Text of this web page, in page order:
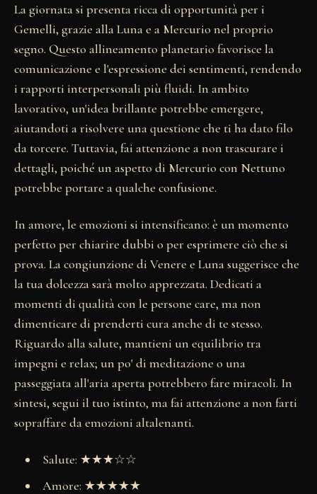
La giornata si presenta ricca di opportunità per i
Gemelli, grazie alla Luna e a Mercurio nel proprio
segno. Questo allineamento planetario favorisce la
comunicazione e l'espressione dei sentimenti, rendendo
i rapporti interpersonali più fluidi. In ambito
lavorativo, un'idea brillante potrebbe emergere,
aiutandoti a risolvere una questione che ti ha dato filo
da torcere. Tuttavia, fai attenzione a non trascurare i
dettagli, poiché un aspetto di Mercurio con Nettuno
potrebbe portare a qualche confusione.
In amore, le emozioni si intensificano: è un momento
perfetto per chiarire dubbi o per esprimere ciò che si
prova. La congiunzione di Venere e Luna suggerisce che
la tua dolcezza sarà molto apprezzata. Dedicati a
momenti di qualità con le persone care, ma non
dimenticare di prenderti cura anche di te stesso.
Riguardo alla salute, mantieni un equilibrio tra
impegni e relax; un po' di meditazione o una
passeggiata all'aria aperta potrebbero fare miracoli. In
sintesi, segui il tuo istinto, ma fai attenzione a non farti
sopraffare da emozioni altalenanti.
Salute: ★★★☆☆
Amore: ★★★★★